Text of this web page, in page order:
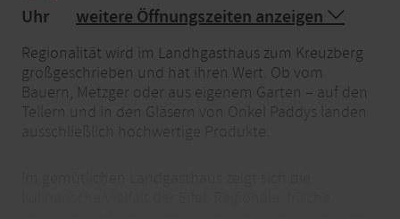
Uhr
weitere Öffnungszeiten anzeigen
Regionalität wird im Landhgasthaus zum Kreuzberg
großgeschrieben und hat ihren Wert. Ob vom
Bauern, Metzger oder aus eigenem Garten – auf den
Tellern und in den Gläsern von Onkel Paddys landen